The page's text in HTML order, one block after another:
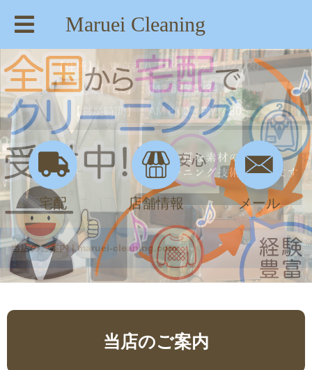
Maruei Cleaning
【住所】：東京都八王子市絹ヶ丘1-22-20
【TEL】：042-635-6234
【営業時間】：AM 8:00～PM 7:30
宅配 店舗情報 メール
当店のご案内 | maruei-cleaning.com
当店のご案内